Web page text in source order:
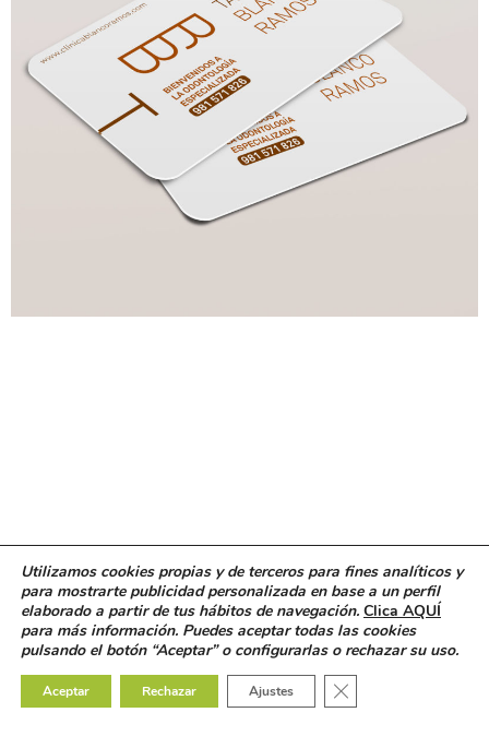
Utilizamos cookies propias y de terceros para fines analíticos y
para mostrarte publicidad personalizada en base a un perfil
elaborado a partir de tus hábitos de navegación. Clica AQUÍ
para más información. Puedes aceptar todas las cookies
pulsando el botón “Aceptar” o configurarlas o rechazar su uso.
Aceptar Rechazar Ajustes Cerrar el banner de